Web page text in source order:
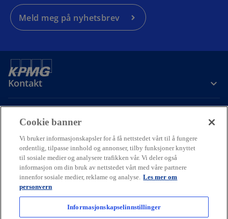
i
d
e
Meld meg på nyhetsbrev
Kontakt
Om oss
Karriere
o
e
n
o
p
e
n
o
p
e
n
© 2026 KPMG AS and KPMG Law Advokatfirma AS, Norwegian limited
Cookie banner
Vi bruker informasjonskapsler for å få nettstedet vårt til å fungere
ordentlig, tilpasse innhold og annonser, tilby funksjoner knyttet
til sosiale medier og analysere trafikken vår. Vi deler også
informasjon om din bruk av nettstedet vårt med våre partnere
innenfor sosiale medier, reklame og analyse. Les mer om
personvern
Informasjonskapselinnstillinger